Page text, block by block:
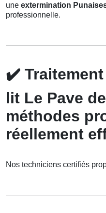
une extermination
professionnelle.
✔️
lit Le Pave
méthodes
réellement
Nos techniciens certifiés